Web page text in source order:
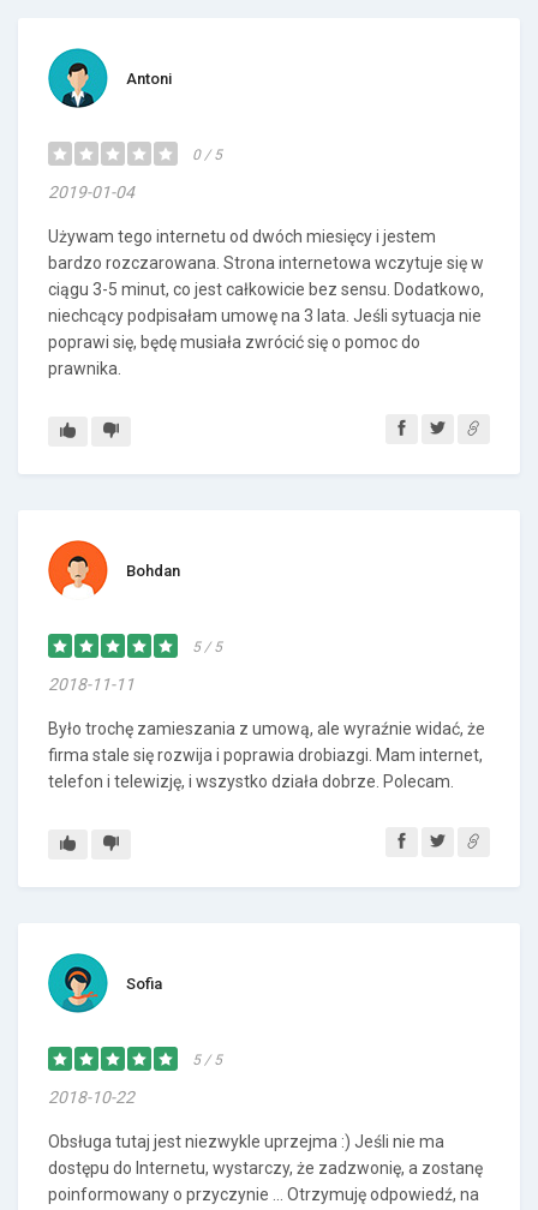
Antoni
0 / 5
2019-01-04
Używam tego internetu od dwóch miesięcy i jestem
bardzo rozczarowana. Strona internetowa wczytuje się w
ciągu 3-5 minut, co jest całkowicie bez sensu. Dodatkowo,
niechcący podpisałam umowę na 3 lata. Jeśli sytuacja nie
poprawi się, będę musiała zwrócić się o pomoc do
prawnika.
Bohdan
5 / 5
2018-11-11
Było trochę zamieszania z umową, ale wyraźnie widać, że
firma stale się rozwija i poprawia drobiazgi. Mam internet,
telefon i telewizję, i wszystko działa dobrze. Polecam.
Sofia
5 / 5
2018-10-22
Obsługa tutaj jest niezwykle uprzejma :) Jeśli nie ma
dostępu do Internetu, wystarczy, że zadzwonię, a zostanę
poinformowany o przyczynie ... Otrzymuję odpowiedź, na